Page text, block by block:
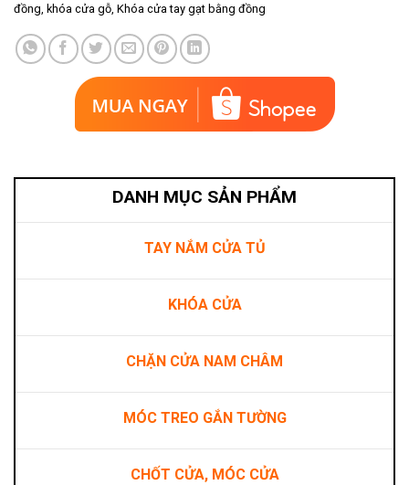
đồng khóa cửa gỗ Khóa cửa tay gạt bằng đồng
DANH MỤC SẢN PHẨM
TAY NẮM CỬA TỦ
KHÓA CỬA
CHẶN CỬA NAM CHÂM
MÓC TREO GẮN TƯỜNG
CHỐT CỬA, MÓC CỬA